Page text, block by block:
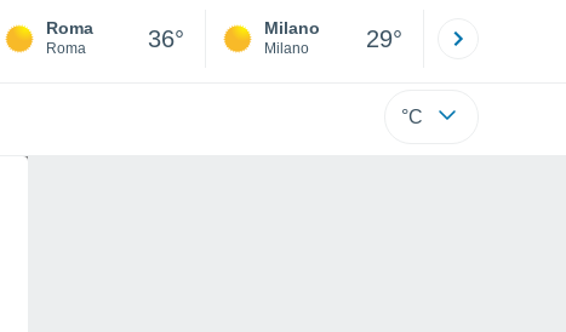
Roma
Roma 36° Milano
Milano 29°
°C